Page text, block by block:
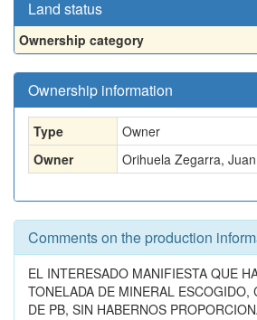
Land status
Ownership category
Ownership information
Type
Owner
Owner
Orihuela Zegarra, Juan
Comments on the production
EL INTERESADO MANIFIESTA QUE
TONELADA DE MINERAL ESCOGIDO,
DE PB, SIN HABERNOS